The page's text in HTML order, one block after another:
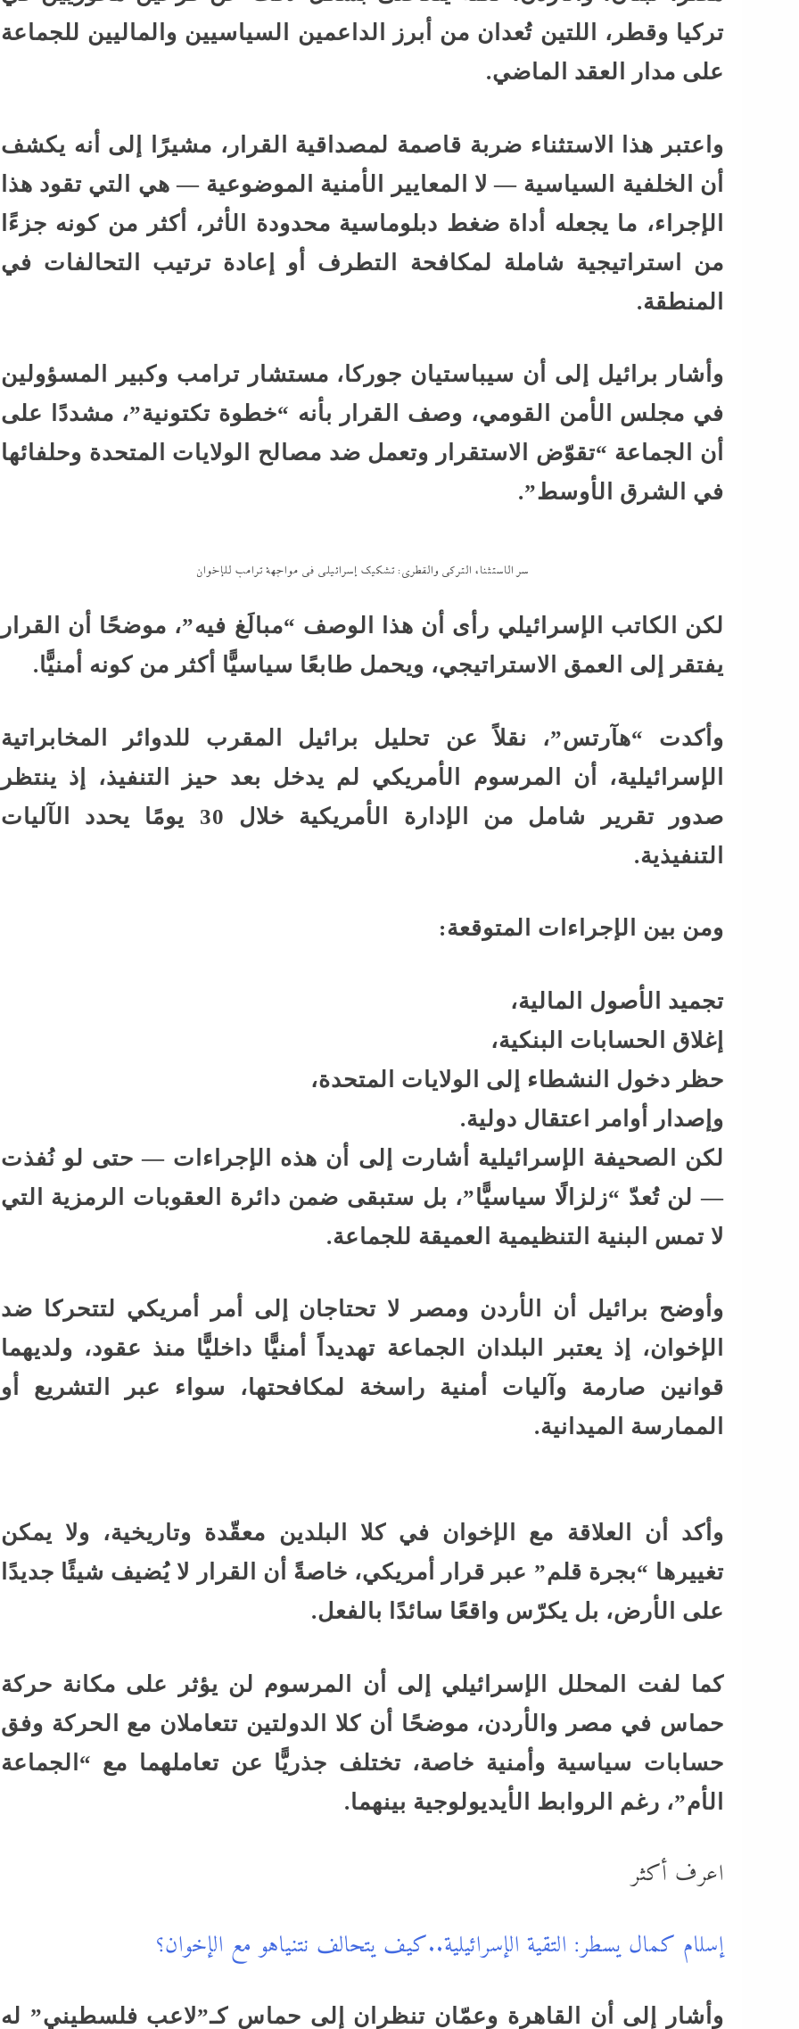
تركيا وقطر، اللتين تُعدان من أبرز الداعمين السياسيين والماليين للجماعة
على مدار العقد الماضي.
واعتبر هذا الاستثناء ضربة قاصمة لمصداقية القرار، مشيرًا إلى أنه يكشف
أن الخلفية السياسية — لا المعايير الأمنية الموضوعية — هي التي تقود هذا
الإجراء، ما يجعله أداة ضغط دبلوماسية محدودة الأثر، أكثر من كونه جزءًا
من استراتيجية شاملة لمكافحة التطرف أو إعادة ترتيب التحالفات في
المنطقة.
وأشار برائيل إلى أن سيباستيان جوركا، مستشار ترامب وكبير المسؤولين
في مجلس الأمن القومي، وصف القرار بأنه “خطوة تكتونية”، مشددًا على
أن الجماعة “تقوّض الاستقرار وتعمل ضد مصالح الولايات المتحدة وحلفائها
في الشرق الأوسط”.
سر الاستثناء التركى والقطرى: تشكيك إسرائيلى في مواجهة ترامب للإخوان
لكن الكاتب الإسرائيلي رأى أن هذا الوصف “مبالَغ فيه”، موضحًا أن القرار
يفتقر إلى العمق الاستراتيجي، ويحمل طابعًا سياسيًّا أكثر من كونه أمنيًّا.
وأكدت “هآرتس”، نقلاً عن تحليل برائيل المقرب للدوائر المخابراتية
الإسرائيلية، أن المرسوم الأمريكي لم يدخل بعد حيز التنفيذ، إذ ينتظر
صدور تقرير شامل من الإدارة الأمريكية خلال 30 يومًا يحدد الآليات
التنفيذية.
ومن بين الإجراءات المتوقعة:
تجميد الأصول المالية،
إغلاق الحسابات البنكية،
حظر دخول النشطاء إلى الولايات المتحدة،
وإصدار أوامر اعتقال دولية.
لكن الصحيفة الإسرائيلية أشارت إلى أن هذه الإجراءات — حتى لو نُفذت
— لن تُعدّ “زلزالًا سياسيًّا”، بل ستبقى ضمن دائرة العقوبات الرمزية التي
لا تمس البنية التنظيمية العميقة للجماعة.
وأوضح برائيل أن الأردن ومصر لا تحتاجان إلى أمر أمريكي لتتحركا ضد
الإخوان، إذ يعتبر البلدان الجماعة تهديداً أمنيًّا داخليًّا منذ عقود، ولديهما
قوانين صارمة وآليات أمنية راسخة لمكافحتها، سواء عبر التشريع أو
الممارسة الميدانية.
وأكد أن العلاقة مع الإخوان في كلا البلدين معقّدة وتاريخية، ولا يمكن
تغييرها “بجرة قلم” عبر قرار أمريكي، خاصةً أن القرار لا يُضيف شيئًا جديدًا
على الأرض، بل يكرّس واقعًا سائدًا بالفعل.
كما لفت المحلل الإسرائيلي إلى أن المرسوم لن يؤثر على مكانة حركة
حماس في مصر والأردن، موضحًا أن كلا الدولتين تتعاملان مع الحركة وفق
حسابات سياسية وأمنية خاصة، تختلف جذريًّا عن تعاملهما مع “الجماعة
الأم”، رغم الروابط الأيديولوجية بينهما.
اعرف أكثر
إسلام كمال يسطر: التقية الإسرائيلية..كيف يتحالف نتنياهو مع الإخوان؟
وأشار إلى أن القاهرة وعمّان تنظران إلى حماس كـ”لاعب فلسطيني” له